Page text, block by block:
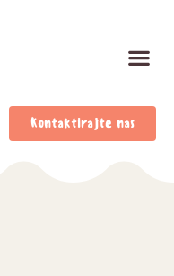
Kontaktirajte nas